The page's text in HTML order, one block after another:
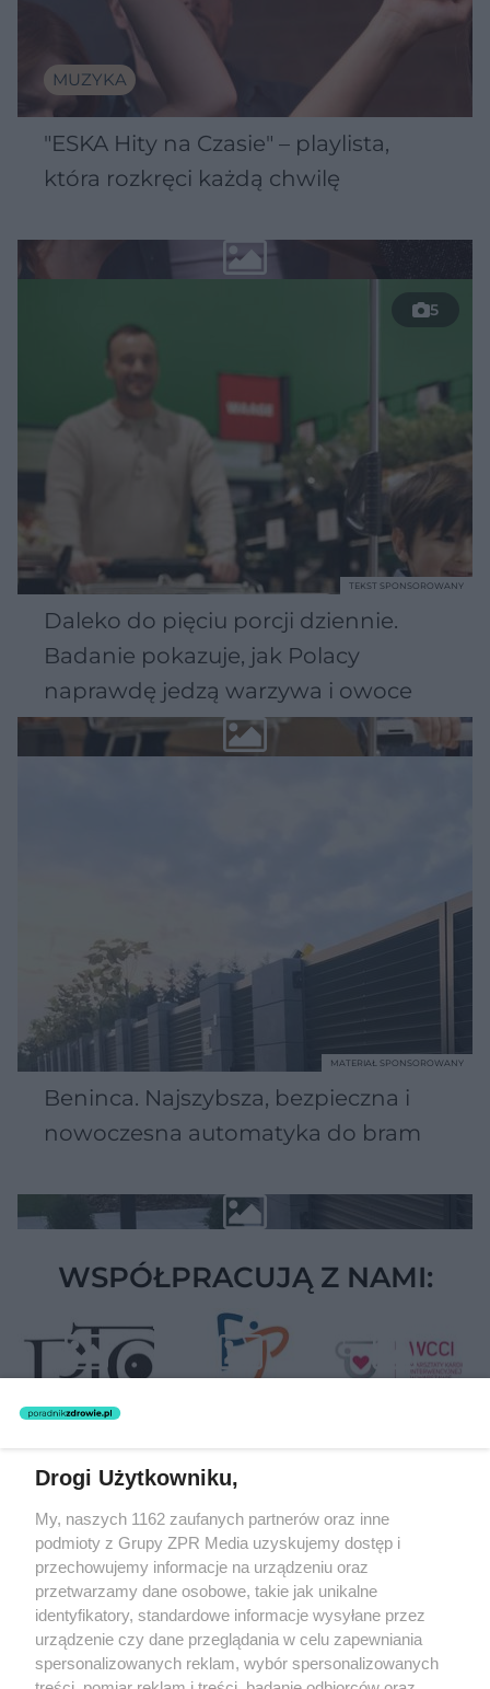
MUZYKA
"ESKA Hity na Czasie" – playlista,
która rozkręci każdą chwilę
5
Daleko do pięciu porcji dziennie.
Badanie pokazuje, jak Polacy
naprawdę jedzą warzywa i owoce
TEKST SPONSOROWANY
Beninca. Najszybsza, bezpieczna i
nowoczesna automatyka do bram
MATERIAŁ SPONSOROWANY
WSPÓŁPRACUJĄ Z NAMI:
Żaden utwór zamieszczony w serwisie nie może być powielany i
rozpowszechniany lub dalej rozpowszechniany w jakikolwiek sposób
(w tym także elektroniczny lub mechaniczny) na jakimkolwiek polu
eksploatacji w jakiejkolwiek formie, włącznie z umieszczaniem w
Internecie bez pisemnej zgody właściciela praw. Jakiekolwiek użycie
lub wykorzystanie utworów w całości lub w części z naruszeniem
prawa, tzn. bez właściwej zgody, jest zabronione pod groźbą kary i
może być ścigane prawnie.
Drogi Użytkowniku,
My, naszych 1162 zaufanych partnerów oraz inne
podmioty z Grupy ZPR Media uzyskujemy dostęp i
przechowujemy informacje na urządzeniu oraz
przetwarzamy dane osobowe, takie jak unikalne
identyfikatory, standardowe informacje wysyłane przez
urządzenie czy dane przeglądania w celu zapewniania
spersonalizowanych reklam, wybór spersonalizowanych